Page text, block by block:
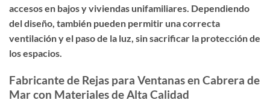
accesos en bajos y viviendas unifamiliares. Dependiendo
del diseño, también pueden permitir una correcta
ventilación y el paso de la luz, sin sacrificar la protección de
los espacios.
Fabricante de Rejas para Ventanas en Cabrera de
Mar con Materiales de Alta Calidad